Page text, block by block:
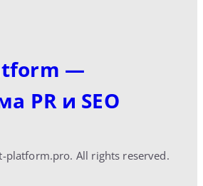
—
PR и SEO
platform.pro. All rights reserved.